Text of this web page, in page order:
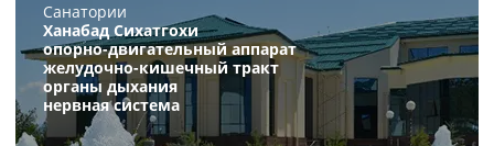
Санатории
Ханабад Сихатгохи
опорно-двигательный аппарат
желудочно-кишечный тракт
органы дыхания
нервная система